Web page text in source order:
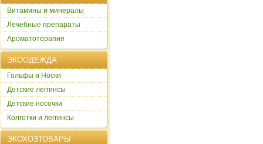
Витамины и минералы
Лечебные препараты
Ароматотерапия
ЭКООДЕЖДА
Гольфы и Носки
Детские леггинсы
Детские носочки
Колготки и леггинсы
ЭКОХОЗТОВАРЫ